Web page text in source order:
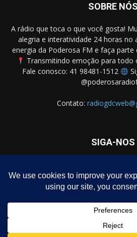
SOBRE NÓS
A rádio que toca o que você gosta!
alegria e interatividade 24 horas no
energia da Poderosa FM e faça
Transmitindo emoção para todo
Fale conosco: 41 98481-1512
Contato:
SIGA-NOS
Homepage – Download de Programa Grátis
Política de